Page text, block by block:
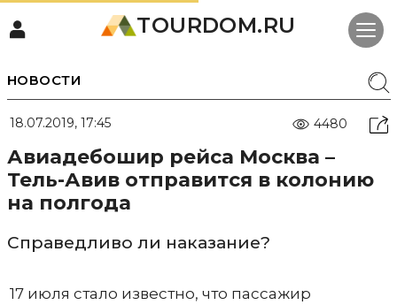
TOURDOM.RU
НОВОСТИ
18.07.2019, 17:45 4480
Авиадебошир рейса Москва –
Тель-Авив отправится в колонию
на полгода
Справедливо ли наказание?
17 июля стало известно, что пассажир